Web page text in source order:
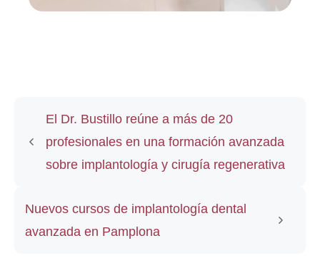
El Dr. Bustillo reúne a más de 20
profesionales en una formación avanzada
sobre implantología y cirugía regenerativa
Nuevos cursos de implantología dental
avanzada en Pamplona